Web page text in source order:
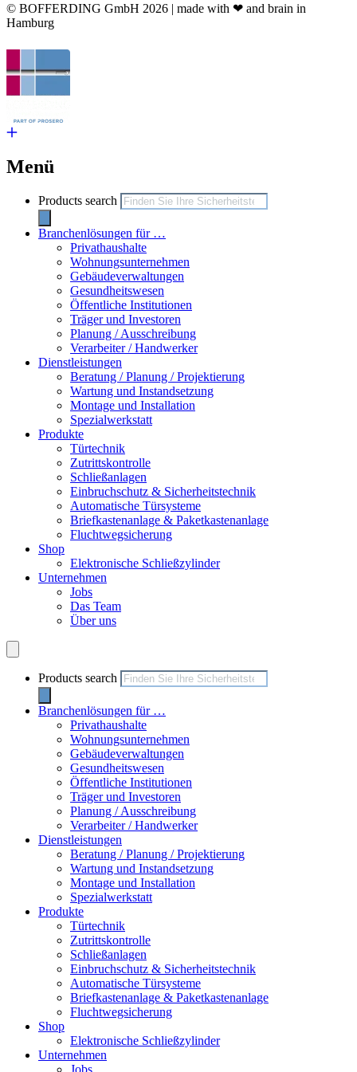
© BOFFERDING GmbH 2026 | made with ❤ and brain in
Hamburg
Menü
Products search
Branchenlösungen für …
Privathaushalte
Wohnungsunternehmen
Gebäudeverwaltungen
Gesundheitswesen
Öffentliche Institutionen
Träger und Investoren
Planung / Ausschreibung
Verarbeiter / Handwerker
Dienstleistungen
Beratung / Planung / Projektierung
Wartung und Instandsetzung
Montage und Installation
Spezialwerkstatt
Produkte
Türtechnik
Zutrittskontrolle
Schließanlagen
Einbruchschutz & Sicherheitstechnik
Automatische Türsysteme
Briefkastenanlage & Paketkastenanlage
Fluchtwegsicherung
Shop
Elektronische Schließzylinder
Unternehmen
Jobs
Das Team
Über uns
Products search
Branchenlösungen für …
Privathaushalte
Wohnungsunternehmen
Gebäudeverwaltungen
Gesundheitswesen
Öffentliche Institutionen
Träger und Investoren
Planung / Ausschreibung
Verarbeiter / Handwerker
Dienstleistungen
Beratung / Planung / Projektierung
Wartung und Instandsetzung
Montage und Installation
Spezialwerkstatt
Produkte
Türtechnik
Zutrittskontrolle
Schließanlagen
Einbruchschutz & Sicherheitstechnik
Automatische Türsysteme
Briefkastenanlage & Paketkastenanlage
Fluchtwegsicherung
Shop
Elektronische Schließzylinder
Unternehmen